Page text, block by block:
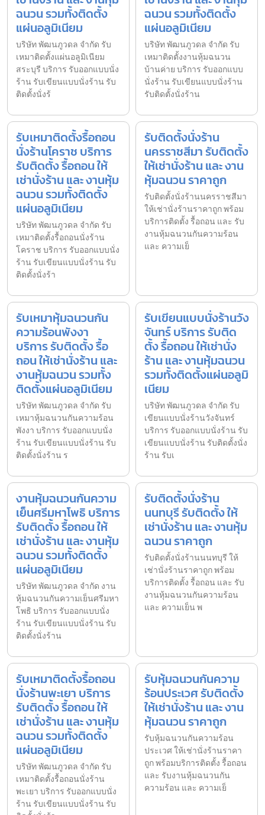
ฉนวน รวมทั้งติดตั้ง
แผ่นอลูมิเนียม
บริษัท พัฒนภูวดล จำกัด รับ
เหมาติดตั้งแผ่นอลูมิเนียม
สระบุรี บริการ รับออกแบบนั่ง
ร้าน รับเขียนแบบนั่งร้าน รับ
ติดตั้งนั่งร้
ฉนวน รวมทั้งติดตั้ง
แผ่นอลูมิเนียม
บริษัท พัฒนภูวดล จำกัด รับ
เหมาติดตั้งงานหุ้มฉนวน
บ้านค่าย บริการ รับออกแบบ
นั่งร้าน รับเขียนแบบนั่งร้าน
รับติดตั้งนั่งร้าน
รับเหมาติดตั้งรื้อถอน
นั่งร้านโคราช บริการ
รับติดตั้ง รื้อถอน ให้
เช่านั่งร้าน และ งานหุ้ม
ฉนวน รวมทั้งติดตั้ง
แผ่นอลูมิเนียม
บริษัท พัฒนภูวดล จำกัด รับ
เหมาติดตั้งรื้อถอนนั่งร้าน
โคราช บริการ รับออกแบบนั่ง
ร้าน รับเขียนแบบนั่งร้าน รับ
ติดตั้งนั่งร้า
รับติดตั้งนั่งร้าน
นครราชสีมา รับติดตั้ง
ให้เช่านั่งร้าน และ งาน
หุ้มฉนวน ราคาถูก
รับติดตั้งนั่งร้านนครราชสีมา
ให้เช่านั่งร้านราคาถูก พร้อม
บริการติดตั้ง รื้อถอน และ รับ
งานหุ้มฉนวนกันความร้อน
และ ความเย็
รับเหมาหุ้มฉนวนกัน
ความร้อนพังงา
บริการ รับติดตั้ง รื้อ
ถอน ให้เช่านั่งร้าน และ
งานหุ้มฉนวน รวมทั้ง
ติดตั้งแผ่นอลูมิเนียม
บริษัท พัฒนภูวดล จำกัด รับ
เหมาหุ้มฉนวนกันความร้อน
พังงา บริการ รับออกแบบนั่ง
ร้าน รับเขียนแบบนั่งร้าน รับ
ติดตั้งนั่งร้าน ร
รับเขียนแบบนั่งร้านวัง
จันทร์ บริการ รับติด
ตั้ง รื้อถอน ให้เช่านั่ง
ร้าน และ งานหุ้มฉนวน
รวมทั้งติดตั้งแผ่นอลูมิ
เนียม
บริษัท พัฒนภูวดล จำกัด รับ
เขียนแบบนั่งร้านวังจันทร์
บริการ รับออกแบบนั่งร้าน รับ
เขียนแบบนั่งร้าน รับติดตั้งนั่ง
ร้าน รับเ
งานหุ้มฉนวนกันความ
เย็นศรีมหาโพธิ บริการ
รับติดตั้ง รื้อถอน ให้
เช่านั่งร้าน และ งานหุ้ม
ฉนวน รวมทั้งติดตั้ง
แผ่นอลูมิเนียม
บริษัท พัฒนภูวดล จำกัด งาน
หุ้มฉนวนกันความเย็นศรีมหา
โพธิ บริการ รับออกแบบนั่ง
ร้าน รับเขียนแบบนั่งร้าน รับ
ติดตั้งนั่งร้าน
รับติดตั้งนั่งร้าน
นนทบุรี รับติดตั้ง ให้
เช่านั่งร้าน และ งานหุ้ม
ฉนวน ราคาถูก
รับติดตั้งนั่งร้านนนทบุรี ให้
เช่านั่งร้านราคาถูก พร้อม
บริการติดตั้ง รื้อถอน และ รับ
งานหุ้มฉนวนกันความร้อน
และ ความเย็น พ
รับเหมาติดตั้งรื้อถอน
นั่งร้านพะเยา บริการ
รับติดตั้ง รื้อถอน ให้
เช่านั่งร้าน และ งานหุ้ม
ฉนวน รวมทั้งติดตั้ง
แผ่นอลูมิเนียม
บริษัท พัฒนภูวดล จำกัด รับ
เหมาติดตั้งรื้อถอนนั่งร้าน
พะเยา บริการ รับออกแบบนั่ง
ร้าน รับเขียนแบบนั่งร้าน รับ
รับหุ้มฉนวนกันความ
ร้อนประเวศ รับติดตั้ง
ให้เช่านั่งร้าน และ งาน
หุ้มฉนวน ราคาถูก
รับหุ้มฉนวนกันความร้อน
ประเวศ ให้เช่านั่งร้านราคา
ถูก พร้อมบริการติดตั้ง รื้อถอน
และ รับงานหุ้มฉนวนกัน
ความร้อน และ ความเย็